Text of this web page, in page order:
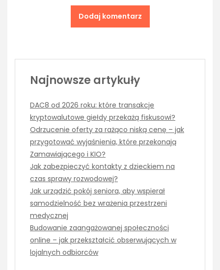
Najnowsze artykuły
DAC8 od 2026 roku: które transakcje
kryptowalutowe giełdy przekażą fiskusowi?
Odrzucenie oferty za rażąco niską cenę – jak
przygotować wyjaśnienia, które przekonają
Zamawiającego i KIO?
Jak zabezpieczyć kontakty z dzieckiem na
czas sprawy rozwodowej?
Jak urządzić pokój seniora, aby wspierał
samodzielność bez wrażenia przestrzeni
medycznej
Budowanie zaangażowanej społeczności
online – jak przekształcić obserwujących w
lojalnych odbiorców